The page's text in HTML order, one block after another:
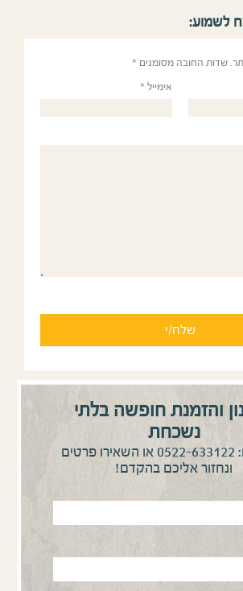
לשמוע:
שדות החובה מסומנים *
אימייל *
והזמנת חופשה בלתי
נשכחת
0522-633122 או השאירו פרטים
ונחזור אליכם בהקדם!